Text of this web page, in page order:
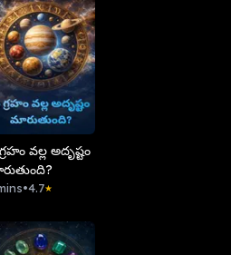
వల్ల అదృష్టం
•4.7★